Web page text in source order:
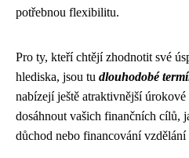
potřebnou flexibilitu.
Pro ty, kteří chtějí zhodnotit své
hlediska, jsou tu dlouhodobé
nabízejí ještě atraktivnější
dosáhnout vašich finančních cílů,
důchod nebo financování vzdělání